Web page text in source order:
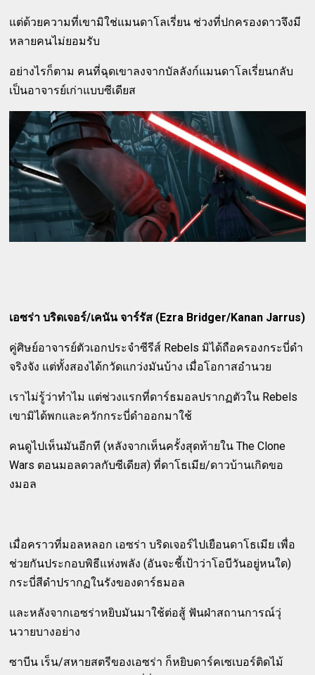
แต่ด้วยความที่เขามิใช่แมนดาโลเรี่ยน ช่วงที่ปกครองดาวจึงมี
หลายคนไม่ยอมรับ
อย่างไรก็ตาม คนที่ฉุดเขาลงจากบัลลังก์แมนดาโลเรี่ยนกลับ
เป็นอาจารย์เก่าแบบซีเดียส
เอซร่า บริดเจอร์/เคนัน จาร์รัส (Ezra Bridger/Kanan Jarrus)
คู่ศิษย์อาจารย์ตัวเอกประจำซีรีส์ Rebels มิได้ถือครองกระบี่ดำ
จริงจัง แต่ทั้งสองได้กวัดแกว่งมันบ้าง เมื่อโอกาสอำนวย
เราไม่รู้ว่าทำไม แต่ช่วงแรกที่ดาร์ธมอลปรากฏตัวใน Rebels
เขามิได้พกและควักกระบี่ดำออกมาใช้
คนดูไปเห็นมันอีกที (หลังจากเห็นครั้งสุดท้ายใน The Clone
Wars ตอนมอลดวลกับซีเดียส) ที่ดาโธเมีย/ดาวบ้านเกิดขอ
งมอล
เมื่อคราวที่มอลหลอก เอซร่า บริดเจอร์ไปเยือนดาโธเมีย เพื่อ
ช่วยกันประกอบพิธีแห่งพลัง (อันจะชี้เป้าว่าโอบีวันอยู่หนใด)
กระบี่สีดำปรากฏในรังของดาร์ธมอล
และหลังจากเอซร่าหยิบมันมาใช้ต่อสู้ ฟันฝ่าสถานการณ์วุ่
นวายบางอย่าง
ซาบีน เร็น/สหายสตรีของเอซร่า ก็หยิบดาร์คเซเบอร์ติดไม้